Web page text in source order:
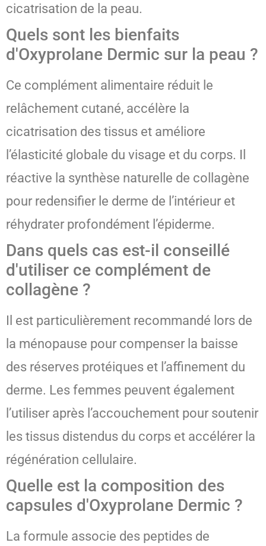
cicatrisation de la peau.
Quels sont les bienfaits
d'Oxyprolane Dermic sur la peau ?
Ce complément alimentaire réduit le
relâchement cutané, accélère la
cicatrisation des tissus et améliore
l’élasticité globale du visage et du corps. Il
réactive la synthèse naturelle de collagène
pour redensifier le derme de l’intérieur et
réhydrater profondément l’épiderme.
Dans quels cas est-il conseillé
d'utiliser ce complément de
collagène ?
Il est particulièrement recommandé lors de
la ménopause pour compenser la baisse
des réserves protéiques et l’affinement du
derme. Les femmes peuvent également
l’utiliser après l’accouchement pour soutenir
les tissus distendus du corps et accélérer la
régénération cellulaire.
Quelle est la composition des
capsules d'Oxyprolane Dermic ?
La formule associe des peptides de